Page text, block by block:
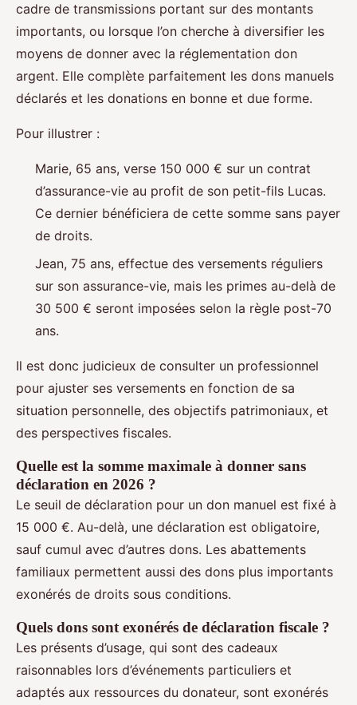
cadre de transmissions portant sur des montants
importants, ou lorsque l’on cherche à diversifier les
moyens de donner avec la réglementation don
argent. Elle complète parfaitement les dons manuels
déclarés et les donations en bonne et due forme.
Pour illustrer :
Marie, 65 ans, verse 150 000 € sur un contrat
d’assurance-vie au profit de son petit-fils Lucas.
Ce dernier bénéficiera de cette somme sans payer
de droits.
Jean, 75 ans, effectue des versements réguliers
sur son assurance-vie, mais les primes au-delà de
30 500 € seront imposées selon la règle post-70
ans.
Il est donc judicieux de consulter un professionnel
pour ajuster ses versements en fonction de sa
situation personnelle, des objectifs patrimoniaux, et
des perspectives fiscales.
Quelle est la somme maximale à donner sans
déclaration en 2026 ?
Le seuil de déclaration pour un don manuel est fixé à
15 000 €. Au-delà, une déclaration est obligatoire,
sauf cumul avec d’autres dons. Les abattements
familiaux permettent aussi des dons plus importants
exonérés de droits sous conditions.
Quels dons sont exonérés de déclaration fiscale ?
Les présents d’usage, qui sont des cadeaux
raisonnables lors d’événements particuliers et
adaptés aux ressources du donateur, sont exonérés